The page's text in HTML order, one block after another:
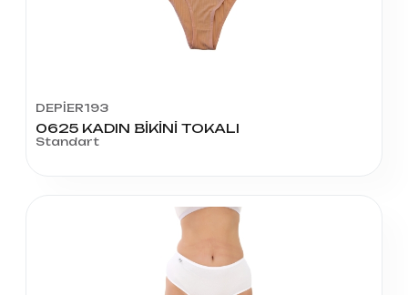
DEPİER193
0625 KADIN BİKİNİ TOKALI
Standart